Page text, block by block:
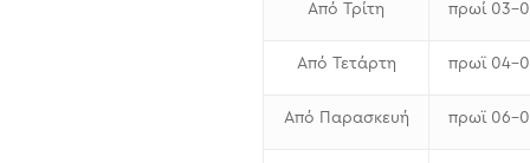
Από Τρίτη πρωί 03-
Από Τετάρτη πρωϊ 04-
Από Παρασκευή πρωϊ 06-